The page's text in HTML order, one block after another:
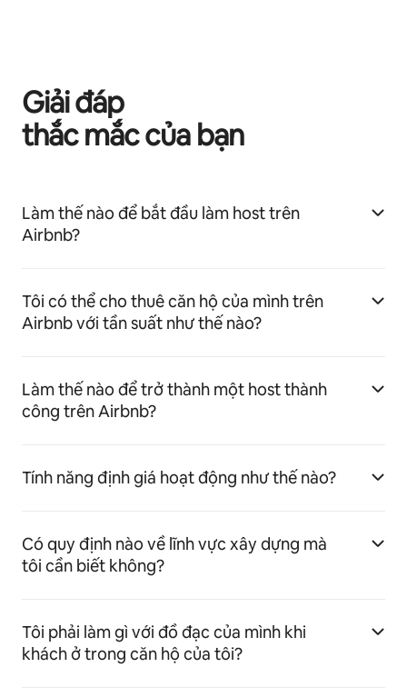
Giải đáp
thắc mắc của bạn
Làm thế nào để bắt đầu làm host trên
Airbnb?
Tôi có thể cho thuê căn hộ của mình trên
Airbnb với tần suất như thế nào?
Làm thế nào để trở thành một host thành
công trên Airbnb?
Tính năng định giá hoạt động như thế nào?
Có quy định nào về lĩnh vực xây dựng mà
tôi cần biết không?
Tôi phải làm gì với đồ đạc của mình khi
khách ở trong căn hộ của tôi?